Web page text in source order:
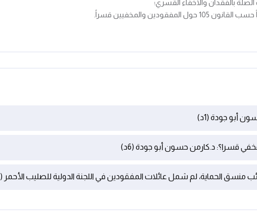
بالفقدان والاخفاء القسري؛
والمخفيين قسراً.
أبو جودة (1د)
قسرا؟: د.كارمن حسون أبو جودة (6د)
منسق الحماية، لم شمل عائلات المفقودين في اللجنة الدولية للصليب الأحمر (2د)